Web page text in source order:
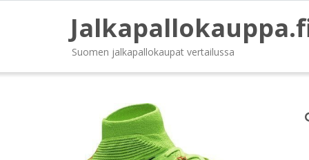
Suomen jalkapallokaupat vertailussa